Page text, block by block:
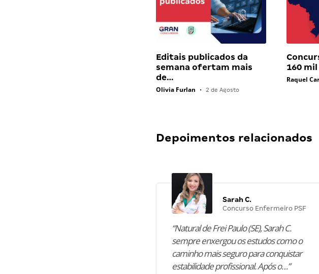
Editais publicados da
semana ofertam mais
de…
Olivia Furlan • 2 de Agosto
160
Raquel
Depoimentos relacionados
Sarah C.
Concurso Enfermeiro PSF
“Natural de Frei Paulo (SE), Sarah C.
sempre enxergou os estudos como o
caminho mais seguro para conquistar
estabilidade profissional. Após o…”